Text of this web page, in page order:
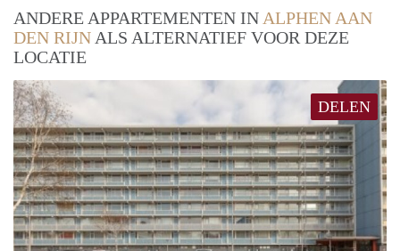
ANDERE APPARTEMENTEN IN ALPHEN AAN
DEN RIJN ALS ALTERNATIEF VOOR DEZE
LOCATIE
DELEN